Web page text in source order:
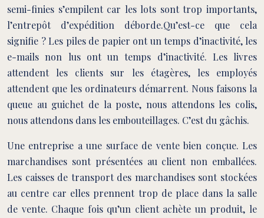
semi-finies s’empilent car les lots sont trop importants,
l’entrepôt d’expédition déborde.Qu’est-ce que cela
signifie ? Les piles de papier ont un temps d’inactivité, les
e-mails non lus ont un temps d’inactivité. Les livres
attendent les clients sur les étagères, les employés
attendent que les ordinateurs démarrent. Nous faisons la
queue au guichet de la poste, nous attendons les colis,
nous attendons dans les embouteillages. C’est du gâchis.
Une entreprise a une surface de vente bien conçue. Les
marchandises sont présentées au client non emballées.
Les caisses de transport des marchandises sont stockées
au centre car elles prennent trop de place dans la salle
de vente. Chaque fois qu’un client achète un produit, le